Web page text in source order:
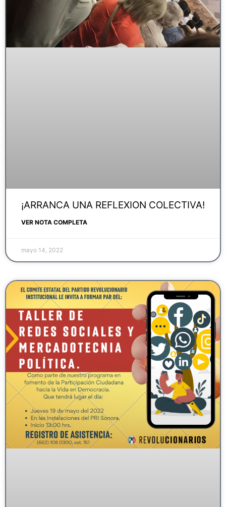
¡ARRANCA UNA REFLEXION COLECTIVA!
VER NOTA COMPLETA
mayo 14, 2022